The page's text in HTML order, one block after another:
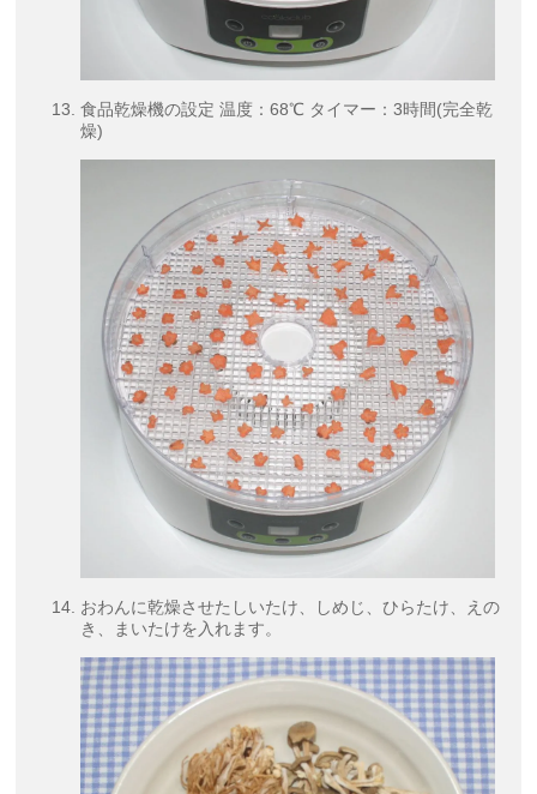
食品乾燥機の設定 温度：68℃ タイマー：3時間(完全乾
燥)
おわんに乾燥させたしいたけ、しめじ、ひらたけ、えの
き、まいたけを入れます。